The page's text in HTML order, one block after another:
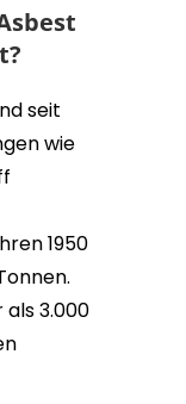
seit
wie
1950
3.000